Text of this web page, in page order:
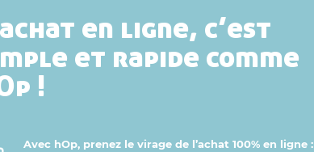
en ligne, c’est
et rapide comme
!
Avec hOp, prenez le virage de l’achat 100% en ligne :